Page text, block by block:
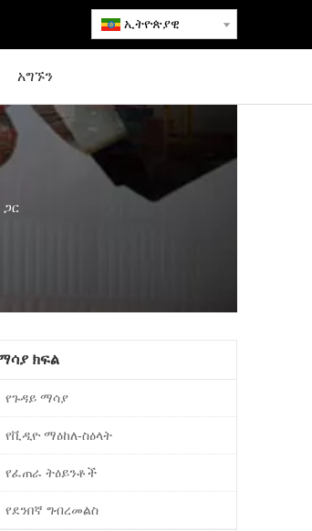
ኢትዮጵያዊ
አግኙን
ጋር
ክፍል
የጉዳይ ማሳያ
የቪዲዮ ማዕከለ-ስዕላት
የፈጠራ ትዕይንቶች
የደንበኛ ግብረመልስ